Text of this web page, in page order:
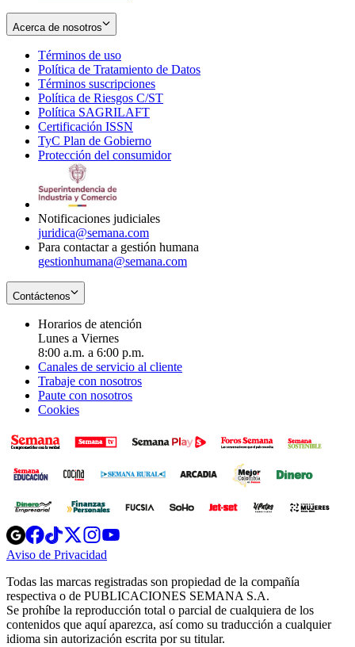
Acerca de nosotros
Términos de uso
in
new
window
Política de Tratamiento de Datos
Términos suscripciones
in
Política de Riesgos C/ST
Política SAGRILAFT
new
window
Certificación ISSN
in
new
TyC Plan de Gobierno
in
Protección del consumidorOpens
Notificaciones judiciales
juridica@semana.com
Para contactar a gestión humana
gestionhumana@semana.com
Contáctenos
Horarios de atención
Lunes a Viernes
8:00 a.m. a 6:00 p.m.
Canales de servicio al cliente
Trabaje con nosotros
Paute con nosotros
Cookies
Opens
in
new
Opens
in
new
Opens
in
new
window
Opens
new
windowwindow
Aviso de Privacidad
new
window
Todas las marcas registradas son propiedad de la compañía
respectiva o de PUBLICACIONES SEMANA S.A.
Se prohíbe la reproducción total o parcial de cualquiera de los
contenidos que aquí aparezca, así como su traducción a cualquier
idioma sin autorización escrita por su titular.